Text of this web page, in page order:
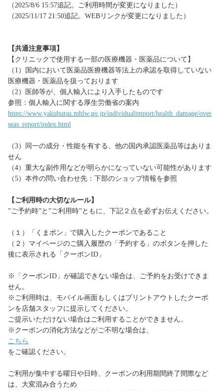
（2025/8/6 15:57追記。ご利用時間が変更になりました）
（2025/11/17 21:50追記。WEBリンクが変更になりました）
【共通注意事項】
【クリニックで使用する一部の医療機器・医薬品について】
（1）国内において医薬品医療機器等法上の承認を取得していない
医療機器・医薬品を扱っております
（2）医師等が、個人輸入により入手したものです
参照：個人輸入に関する厚生労働省の案内
https://www.yakubutsu.mhlw.go.jp/individualimport/health_damage/over
seas_report/index.html
（3）同一の成分・性能を有する、他の国内承認医薬品等はありま
せん
（4）重大な副作用などが明らかになっていない可能性があります
（5）本件の問い合わせ先：下部のショップ情報を参照
【ご利用時の大切なルール】
”ご予約時”と”ご利用時”ともに、下記２点を必ずお伝えください。
（１）「くまポン」で購入したクーポンであること
（２）マイページのご購入履歴の「予約する」のボタンを押した
後に表示される「クーポンID」
※「クーポンID」が確認できない場合は、ご予約をお受けできま
せん。
※ご利用時は、モバイル画面もしくはプリントアウトしたクーポ
ンを店舗スタッフに提示してください。
ご提示いただけない場合はご利用することができません。
※クーポンの消化方法などがご不明な場合は、
こちら
をご確認ください。
ご利用が集中する曜日や日時、クーポンの利用期間終了間際など
は、大変混み合うため